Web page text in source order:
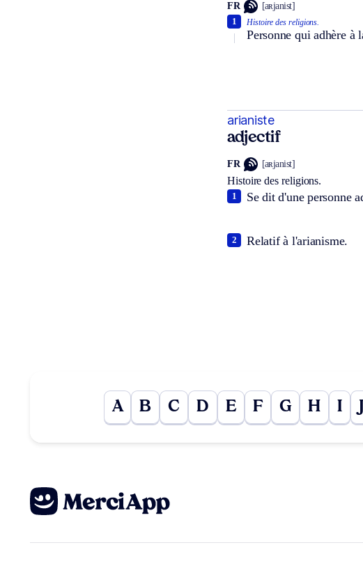
FR [aʀjanist]
Histoire des religions.
Personne qui adhère à
1
arianiste
adjectif
FR [aʀjanist]
Histoire des religions.
Se dit d'une personne
1
Relatif à l'arianisme.
2
A B C D E F G H I